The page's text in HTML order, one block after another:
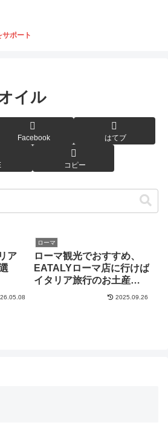
ポート
イル
Facebook はてブ
コピー
ア
ローマ
ローマ観光でおすすめ、
EATALYローマ店に行けば
イタリア旅行のお土産が
2025.09.26